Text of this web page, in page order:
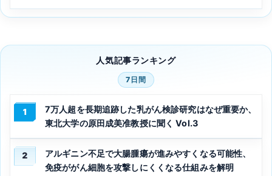
人気記事ランキング
7日間
1
7万人超を長期追跡した乳がん検診研究はなぜ重要か、
東北大学の原田成美准教授に聞く Vol.3
2
アルギニン不足で大腸腫瘍が進みやすくなる可能性、
免疫ががん細胞を攻撃しにくくなる仕組みを解明